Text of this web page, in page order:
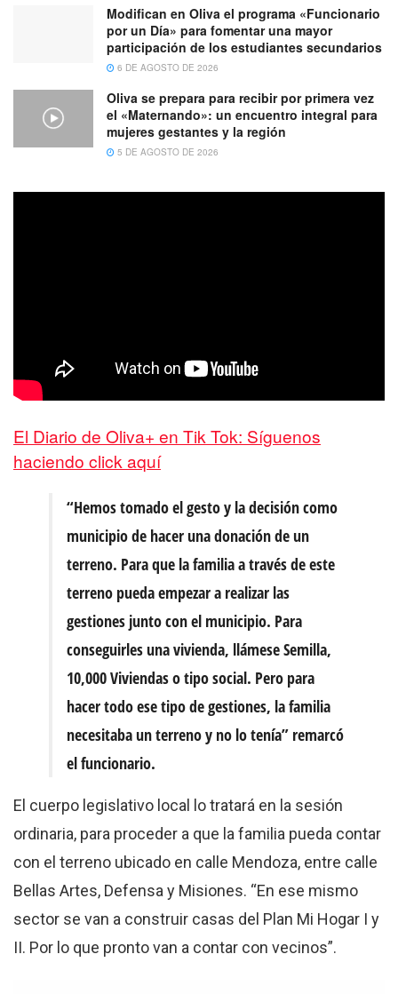
Modifican en Oliva el programa «Funcionario
por un Día» para fomentar una mayor
participación de los estudiantes secundarios
6 DE AGOSTO DE 2026
Oliva se prepara para recibir por primera vez
el «Maternando»: un encuentro integral para
mujeres gestantes y la región
5 DE AGOSTO DE 2026
El Diario de Oliva+ en Tik Tok: Síguenos
haciendo click aquí
“Hemos tomado el gesto y la decisión como
municipio de hacer una donación de un
terreno. Para que la familia a través de este
terreno pueda empezar a realizar las
gestiones junto con el municipio. Para
conseguirles una vivienda, llámese Semilla,
10,000 Viviendas o tipo social. Pero para
hacer todo ese tipo de gestiones, la familia
necesitaba un terreno y no lo tenía” remarcó
el funcionario.
El cuerpo legislativo local lo tratará en la sesión
ordinaria, para proceder a que la familia pueda contar
con el terreno ubicado en calle Mendoza, entre calle
Bellas Artes, Defensa y Misiones. “En ese mismo
sector se van a construir casas del Plan Mi Hogar I y
II. Por lo que pronto van a contar con vecinos”.